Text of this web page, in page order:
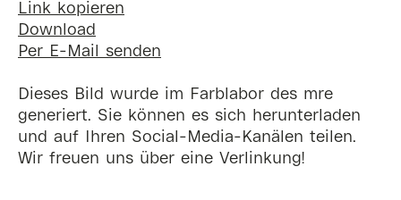
Link kopieren
Download
Per E-Mail senden
Dieses Bild wurde im Farblabor des mre
generiert. Sie können es sich herunterladen
und auf Ihren Social-Media-Kanälen teilen.
Wir freuen uns über eine Verlinkung!